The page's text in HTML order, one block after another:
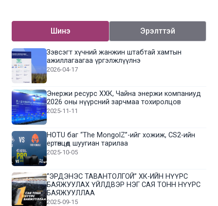
Шинэ Эрэлттэй
Зэвсэгт хүчний жанжин штабтай хамтын
ажиллагаагаа үргэлжлүүлнэ
2026-04-17
Энержи ресурс ХХК, Чайна энержи компаниуд
2026 оны нүүрсний зарчмаа тохиролцов
2025-11-11
HOTU баг “The MongolZ”-ийг хожиж, CS2-ийн
ертөнцөд шуугиан тарилаа
2025-10-05
“ЭРДЭНЭС ТАВАНТОЛГОЙ” ХК-ИЙН НҮҮРС
БАЯЖУУЛАХ ҮЙЛДВЭР НЭГ САЯ ТОНН НҮҮРС
БАЯЖУУЛЛАА
2025-09-15